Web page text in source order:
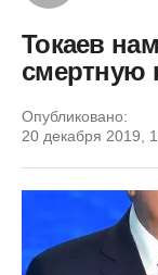
Токаев
смертную
Опубликовано:
20 декабря 2019,